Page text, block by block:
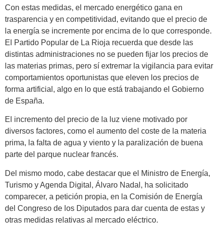
Con estas medidas, el mercado energético gana en
trasparencia y en competitividad, evitando que el precio de
la energía se incremente por encima de lo que corresponde.
El Partido Popular de La Rioja recuerda que desde las
distintas administraciones no se pueden fijar los precios de
las materias primas, pero sí extremar la vigilancia para evitar
comportamientos oportunistas que eleven los precios de
forma artificial, algo en lo que está trabajando el Gobierno
de España.
El incremento del precio de la luz viene motivado por
diversos factores, como el aumento del coste de la materia
prima, la falta de agua y viento y la paralización de buena
parte del parque nuclear francés.
Del mismo modo, cabe destacar que el Ministro de Energía,
Turismo y Agenda Digital, Álvaro Nadal, ha solicitado
comparecer, a petición propia, en la Comisión de Energía
del Congreso de los Diputados para dar cuenta de estas y
otras medidas relativas al mercado eléctrico.